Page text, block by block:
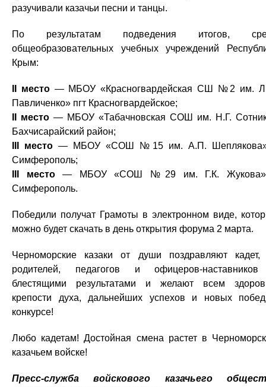
разучивали казачьи песни и танцы.
По результатам подведения итогов,
общеобразовательных учебных учреждений
Крым:
II место— МБОУ «Красногвардейская СШ №2 им.
Павличенко» пгт Красногвардейское;
II место — МБОУ «Табачновская СОШ им. Н.Г.
Бахчисарайский район;
III место — МБОУ «СОШ №15 им. А.П.
Симферополь;
III место— МБОУ «СОШ №29 им. Г.К. Жукова»
Симферополь.
Победили получат Грамоты в электронном виде,
можно будет скачать в день открытия форума 2 марта.
Черноморские казаки от души поздравляют кадет,
родителей, педагогов и офицеров-
блестящими результатами и желают всем
крепости духа, дальнейших успехов и новых
конкурсе!
Любо кадетам! Достойная смена растет в
казачьем войске!
Пресс-служба войскового казачьего